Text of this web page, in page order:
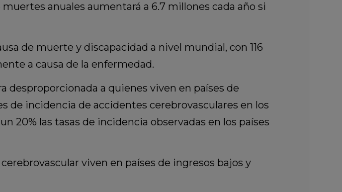
anuales aumentará a 6.7 millones cada año si
de muerte y discapacidad a nivel mundial, con 116
a causa de la enfermedad.
desproporcionada a quienes viven en países de
de incidencia de accidentes cerebrovasculares en los
20% las tasas de incidencia observadas en los países
viven en países de ingresos bajos y